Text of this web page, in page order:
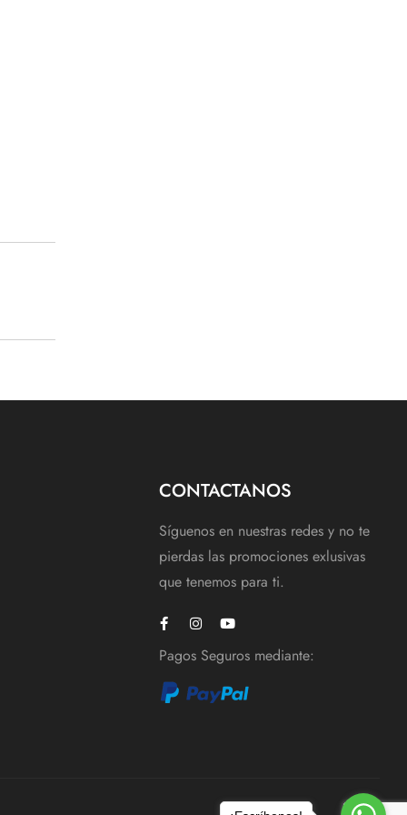
CONTACTANOS
Síguenos en nuestras redes y no te
pierdas las promociones exlusivas
que tenemos para ti.
Pagos Seguros mediante: